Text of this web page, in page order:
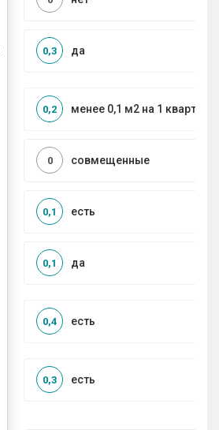
да
0,3
менее 0,1 м2 на 1 квартиру
0,2
совмещенные
0
есть
0,1
да
0,1
есть
0,4
есть
0,3